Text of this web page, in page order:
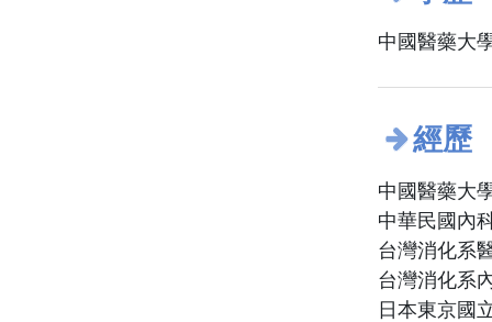
中國醫藥大
經歷
中國醫藥大
中華民國內
台灣消化系
台灣消化系
日本東京國